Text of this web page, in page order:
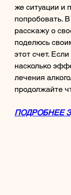
же ситуации и
попробовать.
расскажу о
поделюсь
этот счет.
насколько
лечения
продолжайте
ПОДРОБНЕЕ